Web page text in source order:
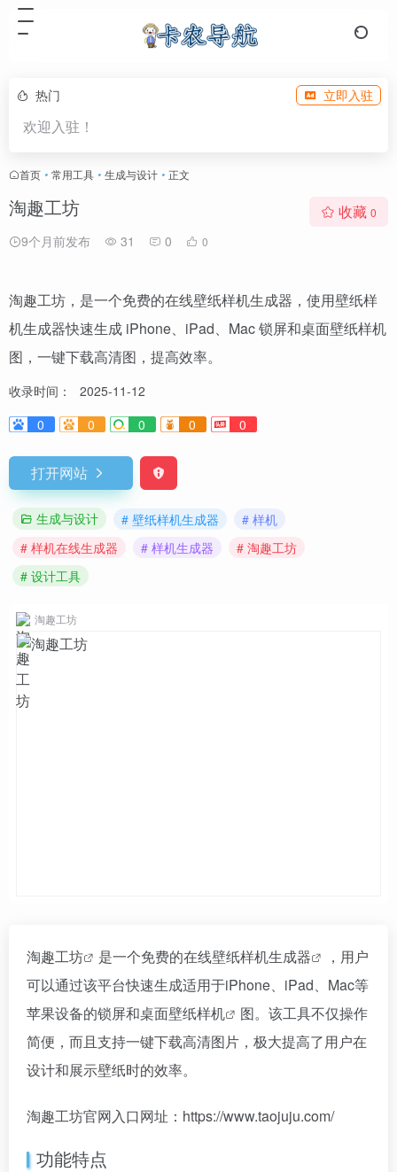
热门 立即入驻
欢迎入驻！
首页 • 常用工具 • 生成与设计 • 正文
淘趣工坊
9个月前发布 31 0 0
收藏 0
淘趣工坊，是一个免费的在线壁纸样机生成器，使用壁纸样
机生成器快速生成 iPhone、iPad、Mac 锁屏和桌面壁纸样机
图，一键下载高清图，提高效率。
收录时间：
2025-11-12
0
0 0 0 0
打开网站
生成与设计 # 壁纸样机生成器
# 样机
# 样机在线生成器
# 样机生成器
# 淘趣工坊
# 设计工具
淘趣工坊
淘趣工坊 是一个免费的在线壁纸样机生成器
，用户
可以通过该平台快速生成适用于iPhone、iPad、Mac等
苹果设备的锁屏和桌面壁纸样机
图。该工具不仅操作
简便，而且支持一键下载高清图片，极大提高了用户在
设计和展示壁纸时的效率。
淘趣工坊官网入口网址：https://www.taojuju.com/
功能特点